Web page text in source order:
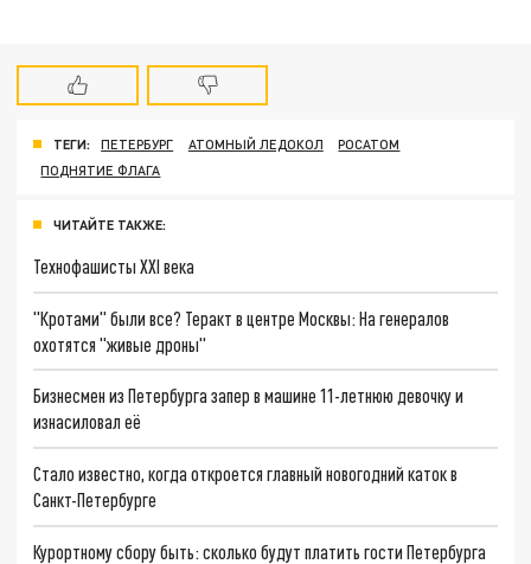
ТЕГИ: ПЕТЕРБУРГ АТОМНЫЙ ЛЕДОКОЛ
РОСАТОМ
ПОДНЯТИЕ ФЛАГА
ЧИТАЙТЕ ТАКЖЕ:
Технофашисты XXI века
"Кротами" были все? Теракт в центре Москвы: На генералов
охотятся "живые дроны"
Бизнесмен из Петербурга запер в машине 11-летнюю девочку и
изнасиловал её
Стало известно, когда откроется главный новогодний каток в
Санкт-Петербурге
Курортному сбору быть: сколько будут платить гости Петербурга